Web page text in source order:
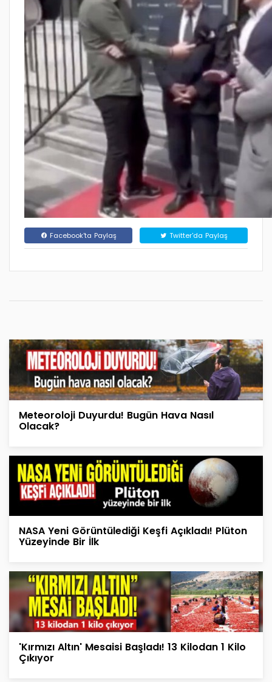
Facebook'ta Paylaş Twitter'da Paylaş
Meteoroloji Duyurdu! Bugün Hava Nasıl
Olacak?
NASA Yeni Görüntülediği Keşfi Açıkladı! Plüton
Yüzeyinde Bir İlk
'Kırmızı Altın' Mesaisi Başladı! 13 Kilodan 1 Kilo
Çıkıyor